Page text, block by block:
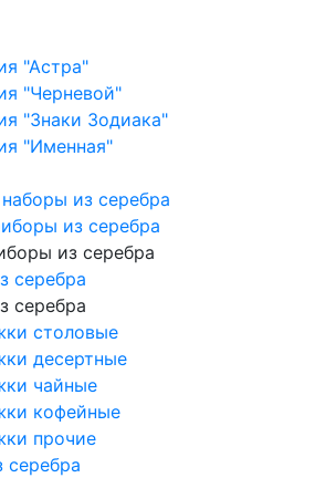
"Астра"
"Черневой"
"Знаки Зодиака"
"Именная"
из серебра
из серебра
из серебра
серебра
серебра
столовые
десертные
чайные
кофейные
прочие
серебра